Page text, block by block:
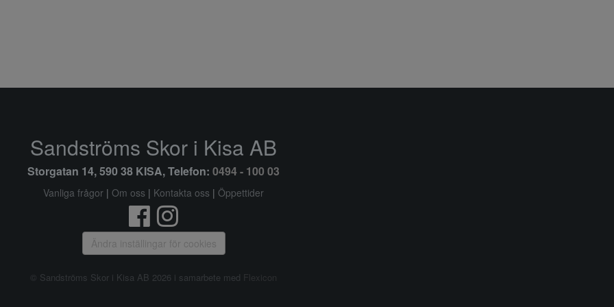
Sandströms Skor i Kisa AB
Storgatan 14, 590 38 KISA, Telefon: 0494 - 100 03
Vanliga frågor | Om oss | Kontakta oss | Öppettider
Ändra inställingar för cookies
© Sandströms Skor i Kisa AB 2026 i samarbete med Flexicon